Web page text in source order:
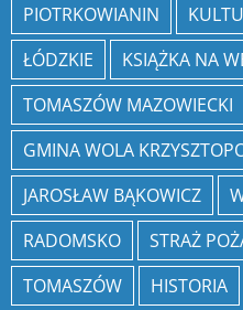
PIOTRKOWIANIN
ŁÓDZKIE
KSIĄŻKA NA
TOMASZÓW MAZOWIECKI
GMINA WOLA
JAROSŁAW BĄKOWICZ
RADOMSKO
STRAŻ
TOMASZÓW
HISTORIA